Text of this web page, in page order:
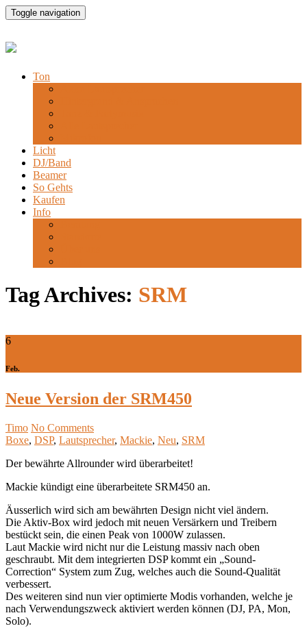
Toggle navigation
Ton
Licht
DJ/Band
Beamer
So Gehts
Kaufen
Info
Tag Archives: SRM
6
Feb.
Neue Version der SRM450
Timo No Comments
Boxe, DSP, Lautsprecher, Mackie, Neu, SRM
Der bewährte Allrounder wird überarbeitet!
Mackie kündigt eine überarbeitete SRM450 an.
Äusserlich wird sich am bewährten Design nicht viel ändern.
Die Aktiv-Box wird jedoch mit neuen Versärkern und Treibern
bestückt sein, die einen Peak von 1000W zulassen.
Laut Mackie wird nicht nur die Leistung massiv nach oben
geschraubt. Mit dem integrierten DSP kommt ein „Sound-
Correction“ System zum Zug, welches auch die Sound-Qualität
verbessert.
Des weiteren sind nun vier optimierte Modis vorhanden, welche je
nach Verwendungszweck aktiviert werden können (DJ, PA, Mon,
Solo).